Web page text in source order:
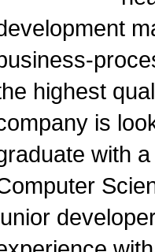
highest
is
with